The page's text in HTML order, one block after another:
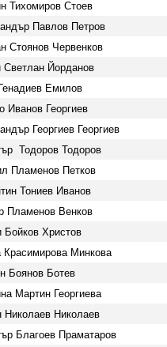
Тихомиров Стоев
Павлов Петров
Стоянов Червенков
Светлан Йорданов
Емилов
Иванов Георгиев
Георгиев Георгиев
Тодоров Тодоров
Пламенов Петков
Тониев Иванов
Пламенов Венков
Бойков Христов
Красимирова Минкова
Боянов Ботев
Мартин Георгиева
Николаев Николаев
Благоев Праматаров